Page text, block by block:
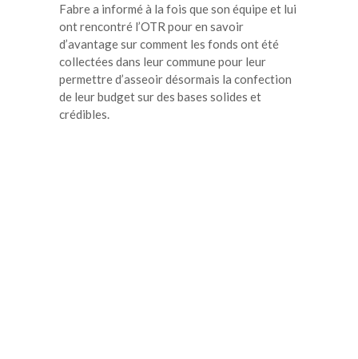
Fabre a informé à la fois que son équipe et lui
ont rencontré l’OTR pour en savoir
d’avantage sur comment les fonds ont été
collectées dans leur commune pour leur
permettre d’asseoir désormais la confection
de leur budget sur des bases solides et
crédibles.